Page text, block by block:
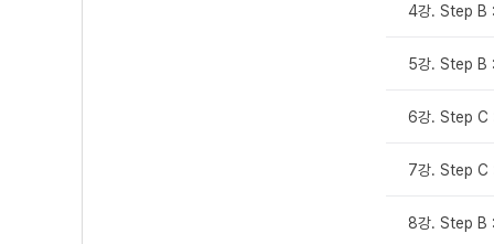
4강. Step B
5강. Step B
6강. Step C
7강. Step C
8강. Step B